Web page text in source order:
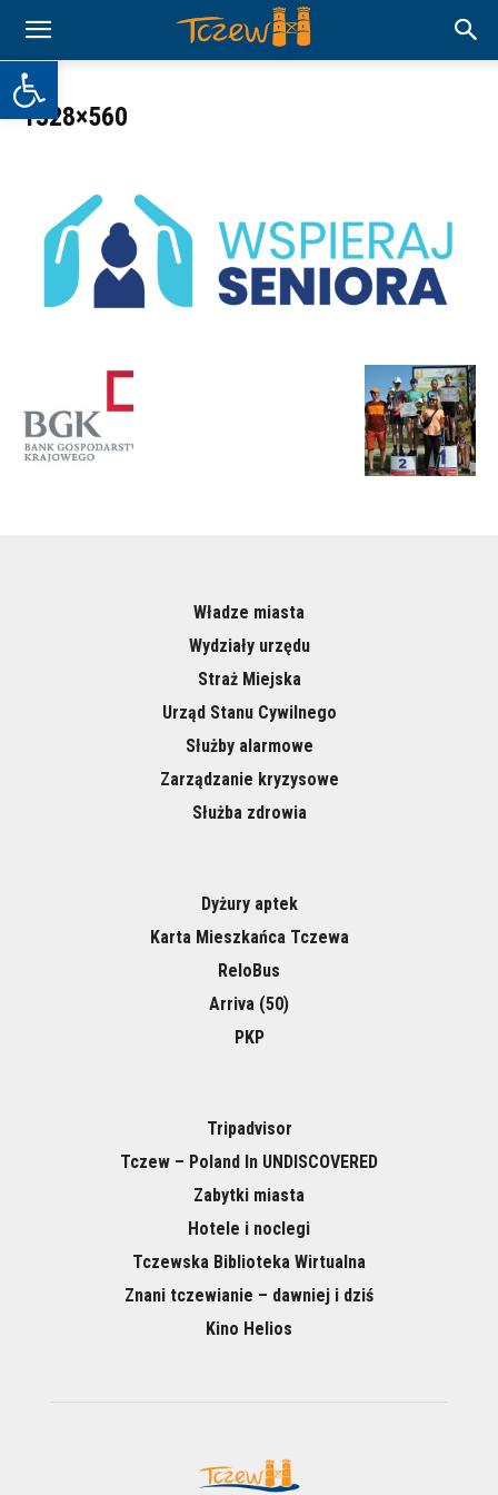
Otwórz pasek narzędzi
1328×560
Władze miasta
Wydziały urzędu
Straż Miejska
Urząd Stanu Cywilnego
Służby alarmowe
Zarządzanie kryzysowe
Służba zdrowia
Dyżury aptek
Karta Mieszkańca Tczewa
ReloBus
Arriva (50)
PKP
Tripadvisor
Tczew – Poland In UNDISCOVERED
Zabytki miasta
Hotele i noclegi
Tczewska Biblioteka Wirtualna
Znani tczewianie – dawniej i dziś
Kino Helios